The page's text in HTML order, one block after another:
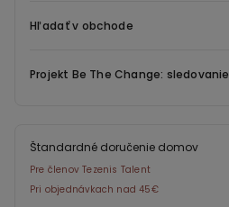
Hľadať v obchode
Projekt Be The Change: sledovanie
Štandardné doručenie domov
Pre členov Tezenis Talent
Pri objednávkach nad 45€